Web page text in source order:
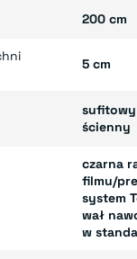
200 cm
5 cm
sufitowy
ścienny
czarna
filmu/
system
wał
w